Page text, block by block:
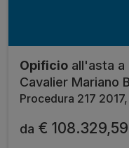
Opificio all'asta a
Cavalier Mariano
Procedura 217
da € 108.329,59